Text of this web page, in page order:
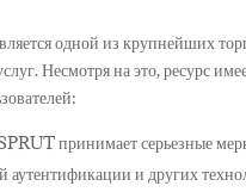
одной из крупнейших
Несмотря на это, ресурс
принимает серьезные
и других